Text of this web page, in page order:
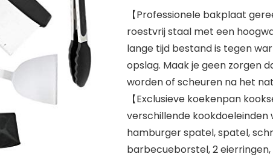
【Professionele bakplaat
roestvrij staal met een
lange tijd bestand is tegen
opslag. Maak je geen zorgen
worden of scheuren na het
【Exclusieve koekenpan
verschillende
hamburger spatel, spatel,
barbecueborstel, 2